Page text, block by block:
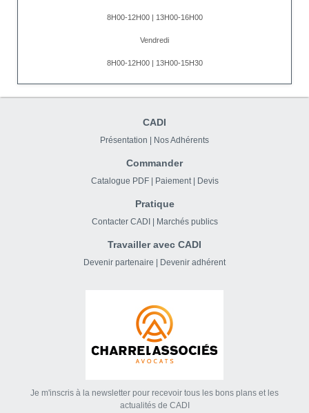
8H00-12H00 | 13H00-16H00
Vendredi
8H00-12H00 | 13H00-15H30
CADI
Présentation Nos Adhérents
Commander
Catalogue PDF Paiement Devis
Pratique
Contacter CADI Marchés publics
Travailler avec CADI
Devenir partenaire Devenir adhérent
Je m'inscris à la newsletter pour recevoir tous les bons plans et les
actualités de CADI